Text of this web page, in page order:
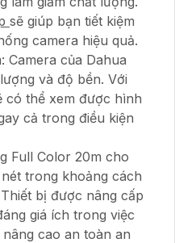
sẽ giúp bạn tiết kiệm
camera hiệu quả.
Camera của Dahua
và độ bền. Với
có thể xem được hình
cả trong điều kiện
Full Color 20m cho
trong khoảng cách
bị được nâng cấp
giá ích trong việc
cao an toàn an